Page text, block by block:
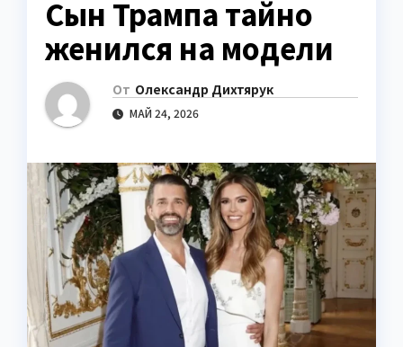
Сын Трампа тайно
женился на модели
От Олександр Дихтярук
МАЙ 24, 2026